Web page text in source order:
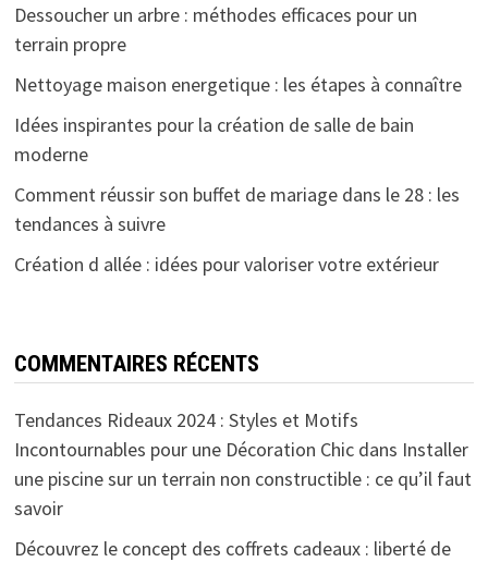
Dessoucher un arbre : méthodes efficaces pour un
terrain propre
Nettoyage maison energetique : les étapes à connaître
Idées inspirantes pour la création de salle de bain
moderne
Comment réussir son buffet de mariage dans le 28 : les
tendances à suivre
Création d allée : idées pour valoriser votre extérieur
COMMENTAIRES RÉCENTS
Tendances Rideaux 2024 : Styles et Motifs
Incontournables pour une Décoration Chicdans Installer
une piscine sur un terrain non constructible : ce qu’il faut
savoir
Découvrez le concept des coffrets cadeaux : liberté de